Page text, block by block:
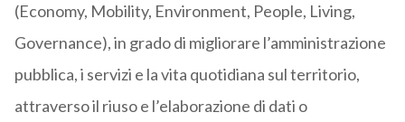
(Economy, Mobility, Environment, People, Living,
Governance), in grado di migliorare l’amministrazione
pubblica, i servizi e la vita quotidiana sul territorio,
attraverso il riuso e l’elaborazione di dati o